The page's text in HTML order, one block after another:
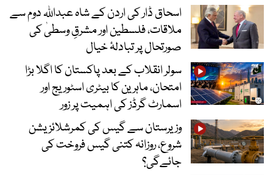
اسحاق ڈار کی اردن کے شاہ عبداللہ دوم سے
ملاقات، فلسطین اور مشرقِ وسطیٰ کی
صورتحال پر تبادلۂ خیال
سولر انقلاب کے بعد پاکستان کا اگلا بڑا
امتحان، ماہرین کا بیٹری اسٹوریج اور
اسمارٹ گرڈز کی اہمیت پر زور
وزیرستان سے گیس کی کمرشلائزیشن
شروع، روزانہ کتنی گیس فروخت کی
جائےگی؟